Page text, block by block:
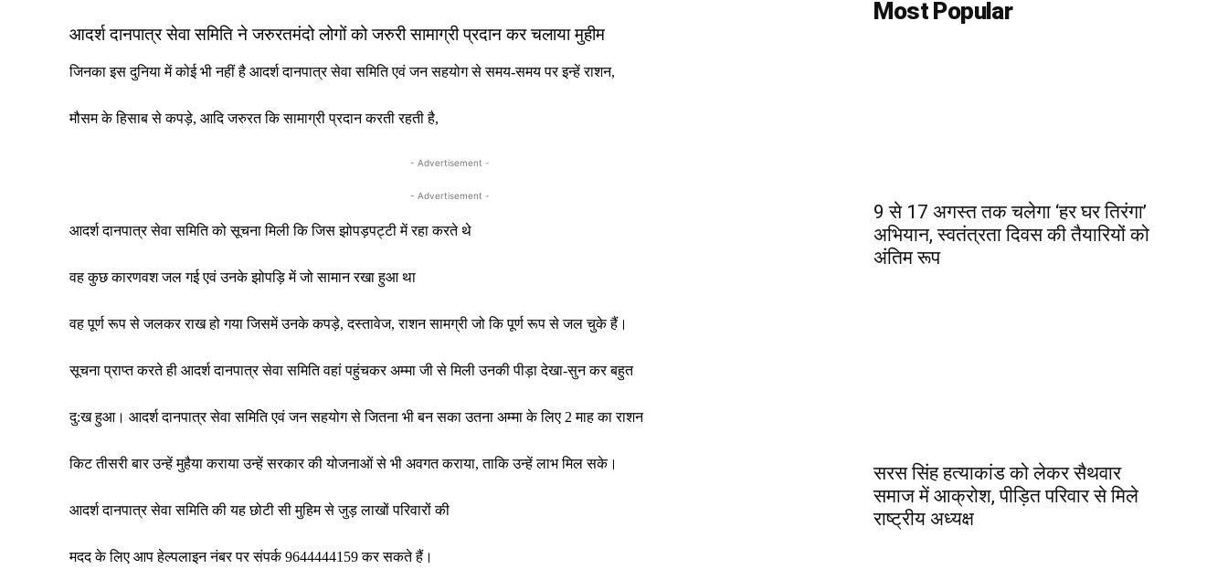
आदर्श दानपात्र सेवा समिति ने जरुरतमंदो लोगों को जरुरी सामाग्री प्रदान कर चलाया मुहीम
जिनका इस दुनिया में कोई भी नहीं है आदर्श दानपात्र सेवा समिति एवं जन सहयोग से समय-समय पर इन्हें राशन,
मौसम के हिसाब से कपड़े, आदि जरुरत कि सामाग्री प्रदान करती रहती है,
- Advertisement -
- Advertisement -
आदर्श दानपात्र सेवा समिति को सूचना मिली कि जिस झोपड़पट्टी में रहा करते थे
वह कुछ कारणवश जल गई एवं उनके झोपड़ि में जो सामान रखा हुआ था
वह पूर्ण रूप से जलकर राख हो गया जिसमें उनके कपड़े, दस्तावेज, राशन सामग्री जो कि पूर्ण रूप से जल चुके हैं।
सूचना प्राप्त करते ही आदर्श दानपात्र सेवा समिति वहां पहुंचकर अम्मा जी से मिली उनकी पीड़ा देखा-सुन कर बहुत
दु:ख हुआ। आदर्श दानपात्र सेवा समिति एवं जन सहयोग से जितना भी बन सका उतना अम्मा के लिए 2 माह का राशन
किट तीसरी बार उन्हें मुहैया कराया उन्हें सरकार की योजनाओं से भी अवगत कराया, ताकि उन्हें लाभ मिल सके।
आदर्श दानपात्र सेवा समिति की यह छोटी सी मुहिम से जुड़ लाखों परिवारों की
मदद के लिए आप हेल्पलाइन नंबर पर संपर्क 9644444159 कर सकते हैं।
Most Popular
9 से 17 अगस्त तक चलेगा ‘हर घर तिरंगा’
अभियान, स्वतंत्रता दिवस की तैयारियों को
अंतिम रूप
सरस सिंह हत्याकांड को लेकर सैथवार
समाज में आक्रोश, पीड़ित परिवार से मिले
राष्ट्रीय अध्यक्ष